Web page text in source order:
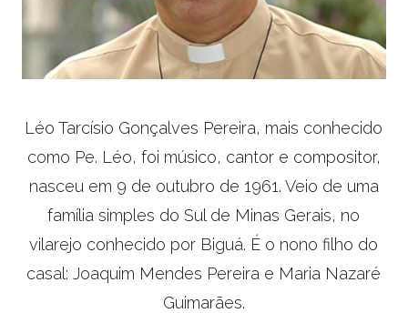
Léo Tarcísio Gonçalves Pereira, mais conhecido
como Pe. Léo, foi músico, cantor e compositor,
nasceu em 9 de outubro de 1961. Veio de uma
família simples do Sul de Minas Gerais, no
vilarejo conhecido por Biguá. É o nono filho do
casal: Joaquim Mendes Pereira e Maria Nazaré
Guimarães.